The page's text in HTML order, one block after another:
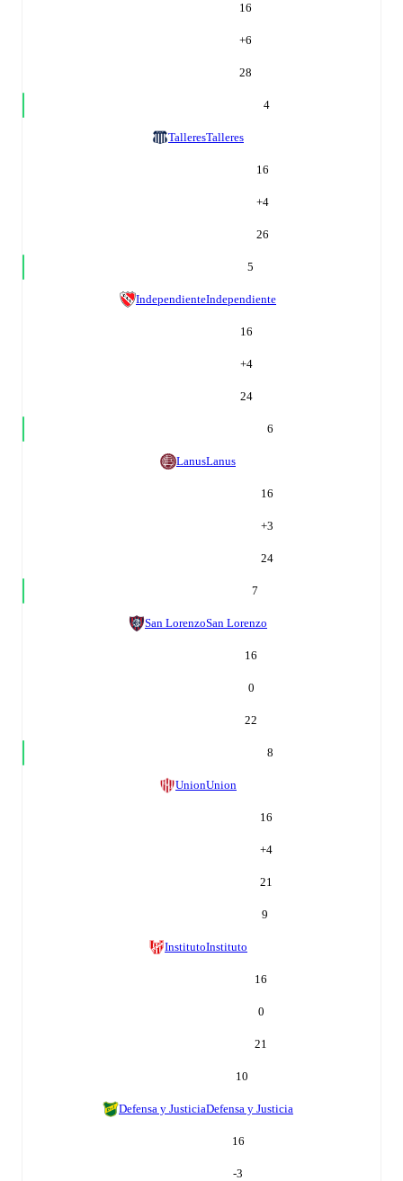
16
+6
28
4
TalleresTalleres
16
+4
26
5
IndependienteIndependiente
16
+4
24
6
LanusLanus
16
+3
24
7
San LorenzoSan Lorenzo
16
0
22
8
UnionUnion
16
+4
21
9
InstitutoInstituto
16
0
21
10
Defensa y JusticiaDefensa y Justicia
16
-3